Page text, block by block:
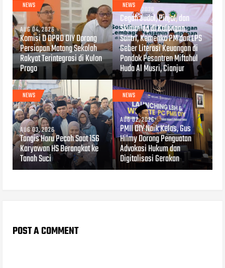
NEWS
AUG 04, 2026
Komisi D DPRD DIY Dorong
Persiapan Matang Sekolah
Rakyat Terintegrasi di Kulon
Progo
NEWS
AUG 04, 2026
Cegah Judol, Pinjol, dan
Skimming di Kalangan
Santri, Kemenko PM dan LPS
Geber Literasi Keuangan di
Pondok Pesantren Miftahul
Huda Al Musri, Cianjur
NEWS
AUG 03, 2026
Tangis Haru Pecah Saat 156
Karyawan HS Berangkat ke
Tanah Suci
NEWS
AUG 02, 2026
PMII DIY Naik Kelas, Gus
Hilmy Dorong Penguatan
Advokasi Hukum dan
Digitalisasi Gerakan
POST A COMMENT